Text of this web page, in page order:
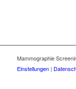
Mammographie
Einstellungen|